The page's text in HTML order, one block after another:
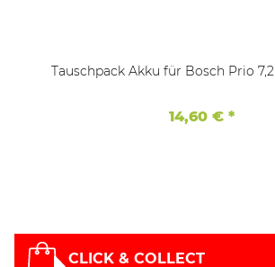
14,60 € *
CLICK & COLLECT